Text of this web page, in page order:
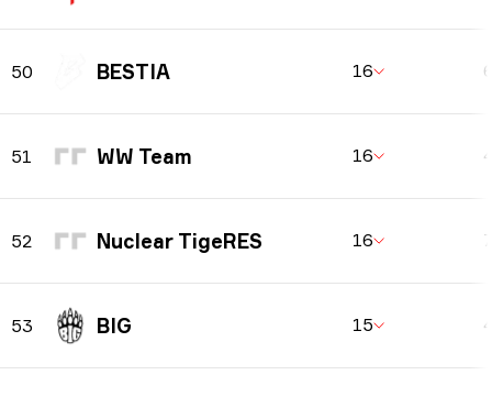
50 BESTIA 16
51 WW Team 16
52 Nuclear TigeRES 16
53 BIG 15